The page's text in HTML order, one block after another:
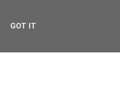
GOT IT